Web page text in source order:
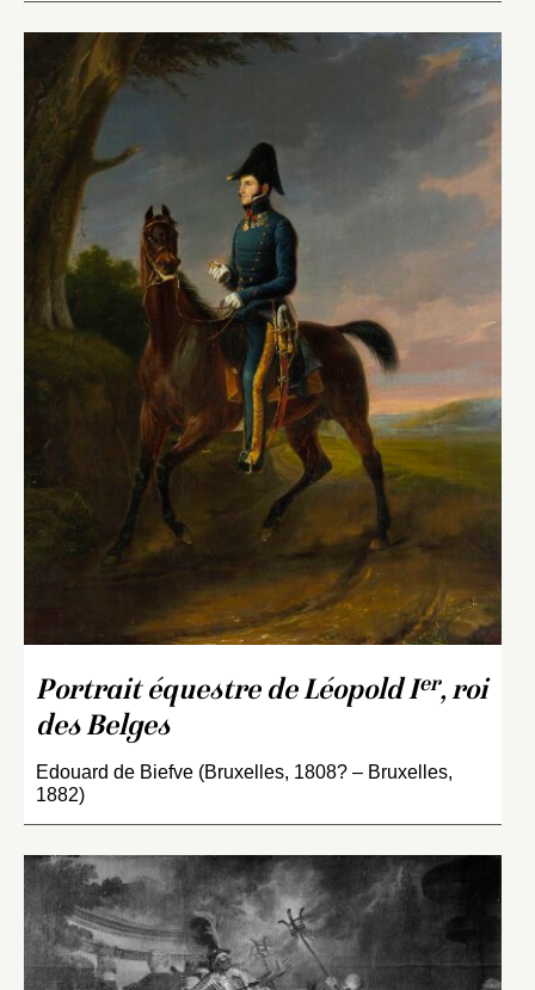
Portrait équestre de Léopold Ier, roi
des Belges
Edouard de Biefve (Bruxelles, 1808? – Bruxelles,
1882)